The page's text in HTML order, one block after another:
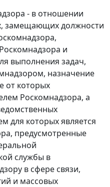
- в отношении
замещающих должности
и
выполнения задач,
назначение
от которых
Роскомнадзора, а
для которых является
предусмотренные
службы в
в сфере связи,
и массовых